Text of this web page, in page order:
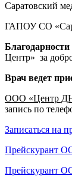
Саратовский
ГАПОУ СО
Центр» за
Врач ведет
ООО «Центр
запись по
Записаться на
Прейскурант
Прейскурант